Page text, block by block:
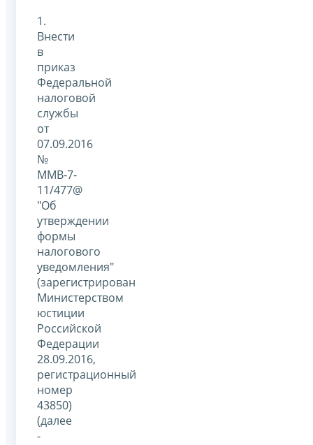
1.
Внести
в
приказ
Федеральной
налоговой
службы
от
07.09.2016
№
ММВ-7-
11/477@
"Об
утверждении
формы
налогового
уведомления"
(зарегистрирован
Министерством
юстиции
Российской
Федерации
28.09.2016,
регистрационный
номер
43850)
(далее
-